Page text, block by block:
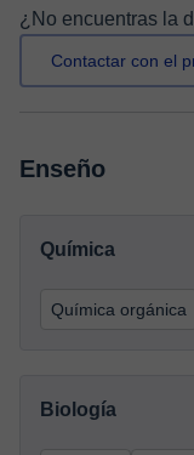
¿No encuentras la
Contactar con el
Enseño
Química
Química orgánica
Biología